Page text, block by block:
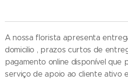
A nossa florista apresenta
domicilio , prazos curtos de
pagamento online disponível que
serviço de apoio ao cliente ativo